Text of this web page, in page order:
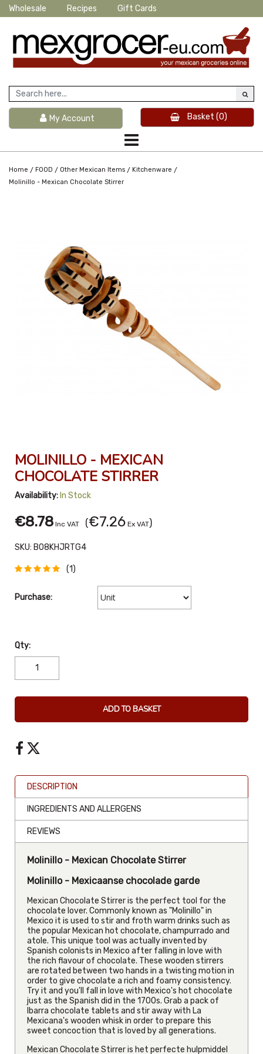
Wholesale Recipes Gift Cards
My Account Basket (0)
Home / FOOD / Other Mexican Items / Kitchenware /
Molinillo - Mexican Chocolate Stirrer
MOLINILLO - MEXICAN
CHOCOLATE STIRRER
Availability: In Stock
€8.78 Inc VAT (€7.26 Ex VAT)
SKU: B08KHJRTG4
(1)
Purchase:
Qty:
ADD TO BASKET
DESCRIPTION
INGREDIENTS AND ALLERGENS
REVIEWS
Molinillo - Mexican Chocolate Stirrer
Molinillo - Mexicaanse chocolade garde
Mexican Chocolate Stirrer is the perfect tool for the
chocolate lover. Commonly known as "Molinillo" in
Mexico it is used to stir and froth warm drinks such as
the popular Mexican hot chocolate, champurrado and
atole. This unique tool was actually invented by
Spanish colonists in Mexico after falling in love with
the rich flavour of chocolate. These wooden stirrers
are rotated between two hands in a twisting motion in
order to give chocolate a rich and foamy consistency.
Try it and you'll fall in love with Mexico's hot chocolate
just as the Spanish did in the 1700s. Grab a pack of
Ibarra chocolate tablets and stir away with La
Mexicana's wooden whisk in order to prepare this
sweet concoction that is loved by all generations.
Mexican Chocolate Stirrer is het perfecte hulpmiddel